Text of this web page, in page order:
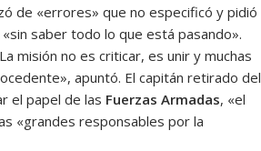
de «errores» que no especificó y pidió
saber todo lo que está pasando».
misión no es criticar, es unir y muchas
apuntó. El capitán retirado del
el papel de las Fuerzas Armadas, «el
«grandes responsables por la